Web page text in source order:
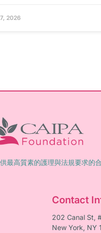
2026
最高質素的護理與法規要求的合
Contact
202 Canal St,
New York, NY